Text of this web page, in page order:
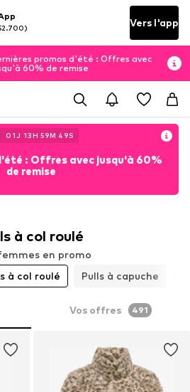
Vers l'app
promos d'été : Offres avec
60% de remise
01J 13H 59M 46S
: Offres avec jusqu'à 60%
de remise
à col roulé
en promo
à col roulé Pulls à capuche
Vos offres 491